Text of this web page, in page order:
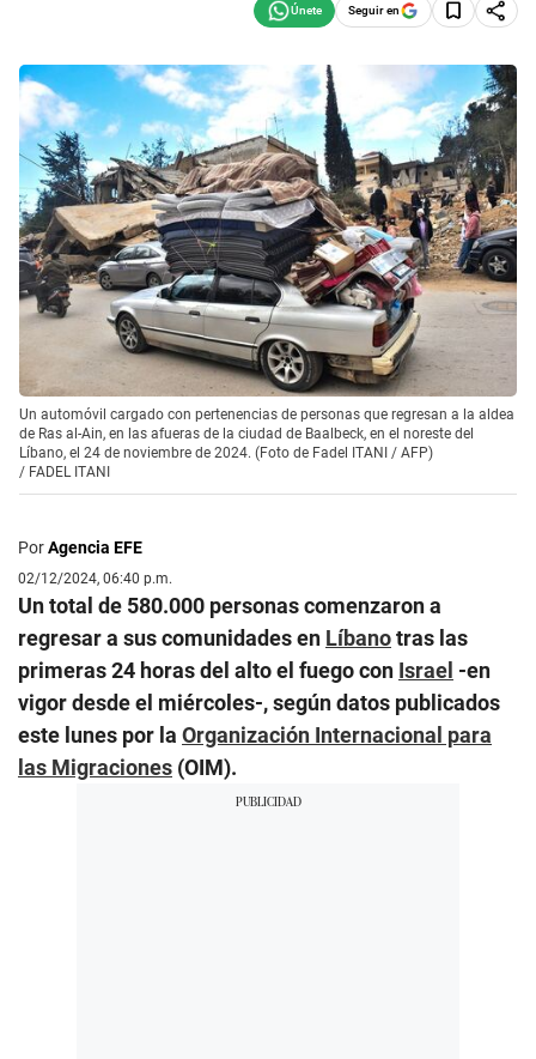
Seguir en
Un automóvil cargado con pertenencias de personas que regresan a la aldea
de Ras al-Ain, en las afueras de la ciudad de Baalbeck, en el noreste del
Líbano, el 24 de noviembre de 2024. (Foto de Fadel ITANI / AFP)
/ FADEL ITANI
PorAgencia EFE
02/12/2024, 06:40 p.m.
Un total de 580.000 personas comenzaron a
regresar a sus comunidades en Líbanotras las
primeras 24 horas del alto el fuego con Israel -en
vigor desde el miércoles-, según datos publicados
este lunes por la Organización Internacional para
las Migraciones (OIM).